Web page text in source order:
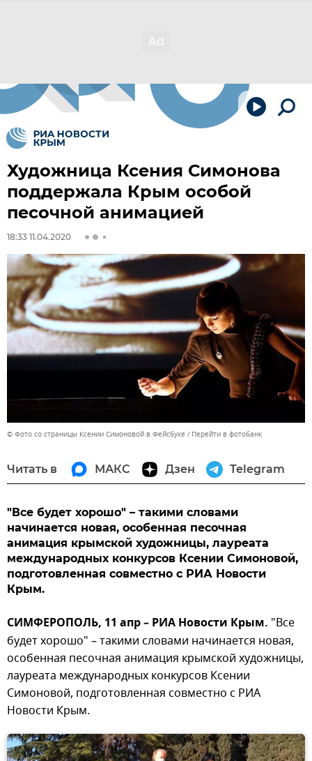
Художница Ксения Симонова
поддержала Крым особой
песочной анимацией
18:33 11.04.2020
© Фото со страницы Ксении Симоновой в Фейсбуке Перейти в фотобанк
Читать в МАКС Дзен Telegram
"Все будет хорошо" – такими словами
начинается новая, особенная песочная
анимация крымской художницы, лауреата
международных конкурсов Ксении Симоновой,
подготовленная совместно с РИА Новости
Крым.
СИМФЕРОПОЛЬ, 11 апр – РИА Новости Крым. "Все
будет хорошо" – такими словами начинается новая,
особенная песочная анимация крымской художницы,
лауреата международных конкурсов Ксении
Симоновой, подготовленная совместно с РИА
Новости Крым.